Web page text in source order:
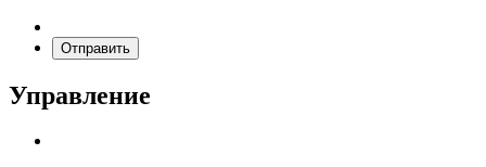
Отправить
Управление